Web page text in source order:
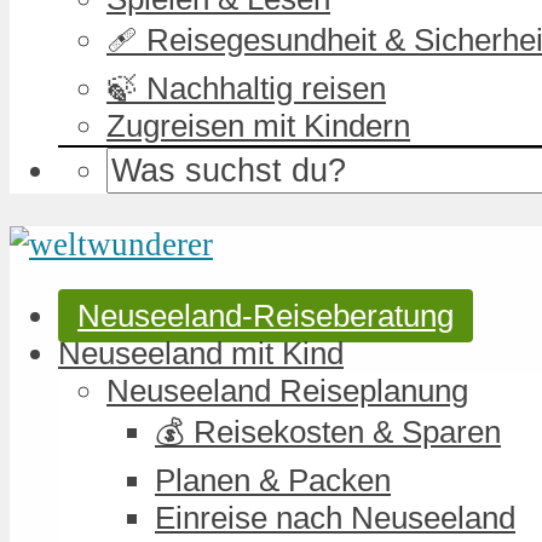
🩹 Reisegesundheit &
🍃 Nachhaltig reisen
Zugreisen mit Kindern
Neuseeland-Reiseberatung
Neuseeland mit Kind
Neuseeland Reiseplanung
💰 Reisekosten & Sparen
Planen & Packen
Einreise nach Neuseeland